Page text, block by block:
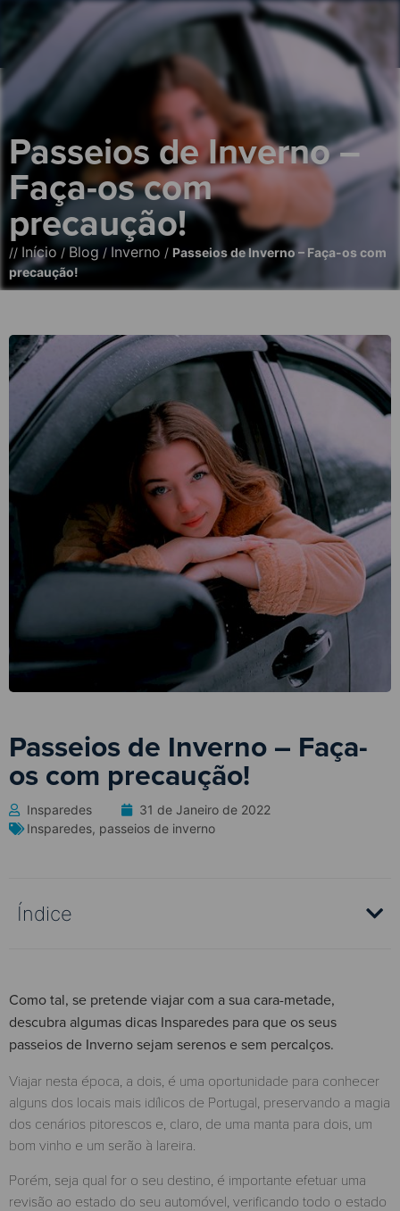
Passeios de Inverno –
Faça-os com
precaução!
// Início / Blog / Inverno / Passeios de Inverno – Faça-os com
precaução!
Passeios de Inverno – Faça-
os com precaução!
Insparedes
31 de Janeiro de 2022
Insparedes, passeios de inverno
Índice
Como tal, se pretende viajar com a sua cara-metade,
descubra algumas dicas Insparedes para que os seus
passeios de Inverno sejam serenos e sem percalços.
Viajar nesta época, a dois, é uma oportunidade para conhecer
alguns dos locais mais idílicos de Portugal, preservando a magia
dos cenários pitorescos e, claro, de uma manta para dois, um
bom vinho e um serão à lareira.
Porém, seja qual for o seu destino, é importante efetuar uma
revisão ao estado do seu automóvel, verificando todo o estado